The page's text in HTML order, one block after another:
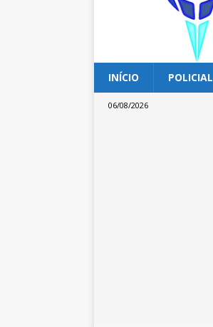
INÍCIO POLICIAL
06/08/2026